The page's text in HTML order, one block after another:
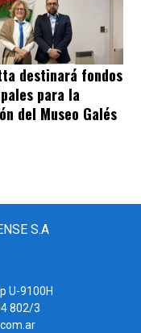
destinará fondos
para la
del Museo Galés
S.A
U-9100H
802/3